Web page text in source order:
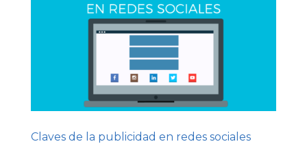
Claves de la publicidad en redes sociales